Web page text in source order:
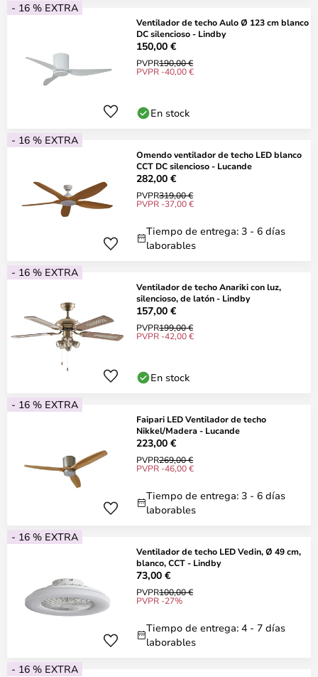
- 16 % EXTRA
Ventilador de techo Aulo Ø 123 cm blanco
DC silencioso - Lindby
150,00 €
PVPR190,00 €
PVPR -40,00 €
En stock
- 16 % EXTRA
Omendo ventilador de techo LED blanco
CCT DC silencioso - Lucande
282,00 €
PVPR319,00 €
PVPR -37,00 €
Tiempo de entrega: 3 - 6 días
laborables
- 16 % EXTRA
Ventilador de techo Anariki con luz,
silencioso, de latón - Lindby
157,00 €
PVPR199,00 €
PVPR -42,00 €
En stock
- 16 % EXTRA
Faipari LED Ventilador de techo
Nikkel/Madera - Lucande
223,00 €
PVPR269,00 €
PVPR -46,00 €
Tiempo de entrega: 3 - 6 días
laborables
- 16 % EXTRA
Ventilador de techo LED Vedin, Ø 49 cm,
blanco, CCT - Lindby
73,00 €
PVPR100,00 €
PVPR -27%
Tiempo de entrega: 4 - 7 días
laborables
- 16 % EXTRA